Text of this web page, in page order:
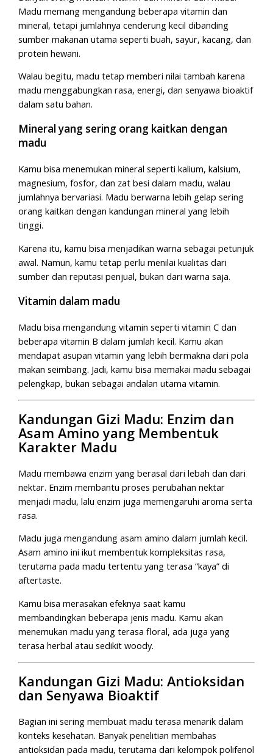
Madu memang mengandung beberapa vitamin dan
mineral, tetapi jumlahnya cenderung kecil dibanding
sumber makanan utama seperti buah, sayur, kacang, dan
protein hewani.
Walau begitu, madu tetap memberi nilai tambah karena
madu menggabungkan rasa, energi, dan senyawa bioaktif
dalam satu bahan.
Mineral yang sering orang kaitkan dengan
madu
Kamu bisa menemukan mineral seperti kalium, kalsium,
magnesium, fosfor, dan zat besi dalam madu, walau
jumlahnya bervariasi. Madu berwarna lebih gelap sering
orang kaitkan dengan kandungan mineral yang lebih
tinggi.
Karena itu, kamu bisa menjadikan warna sebagai petunjuk
awal. Namun, kamu tetap perlu menilai kualitas dari
sumber dan reputasi penjual, bukan dari warna saja.
Vitamin dalam madu
Madu bisa mengandung vitamin seperti vitamin C dan
beberapa vitamin B dalam jumlah kecil. Kamu akan
mendapat asupan vitamin yang lebih bermakna dari pola
makan seimbang. Jadi, kamu bisa memakai madu sebagai
pelengkap, bukan sebagai andalan utama vitamin.
Kandungan Gizi Madu: Enzim dan
Asam Amino yang Membentuk
Karakter Madu
Madu membawa enzim yang berasal dari lebah dan dari
nektar. Enzim membantu proses perubahan nektar
menjadi madu, lalu enzim juga memengaruhi aroma serta
rasa.
Madu juga mengandung asam amino dalam jumlah kecil.
Asam amino ini ikut membentuk kompleksitas rasa,
terutama pada madu tertentu yang terasa “kaya” di
aftertaste.
Kamu bisa merasakan efeknya saat kamu
membandingkan beberapa jenis madu. Kamu akan
menemukan madu yang terasa floral, ada juga yang
terasa herbal atau sedikit woody.
Kandungan Gizi Madu: Antioksidan
dan Senyawa Bioaktif
Bagian ini sering membuat madu terasa menarik dalam
konteks kesehatan. Banyak penelitian membahas
antioksidan pada madu, terutama dari kelompok polifenol